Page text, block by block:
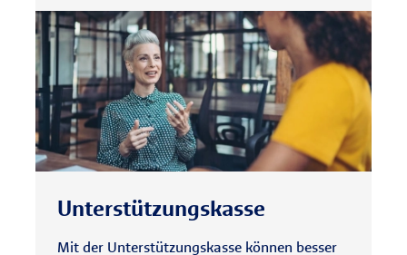
Unterstützungs­kasse
Mit der Unterstützungskasse können besser